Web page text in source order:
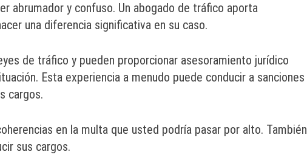
abrumador y confuso. Un abogado de tráfico aporta
una diferencia significativa en su caso.
de tráfico y pueden proporcionar asesoramiento jurídico
Esta experiencia a menudo puede conducir a sanciones
cargos.
en la multa que usted podría pasar por alto. También
sus cargos.